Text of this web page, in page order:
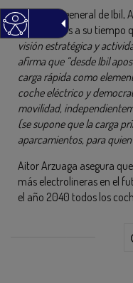
El director general de Ibil,
adelantados a su tiempo
visión estratégica y
afirma que “desde Ibil
carga rápida como
coche eléctrico y
movilidad,
(se supone que la carga
aparcamientos, para
Aitor Arzuaga asegura que
más electrolineras en el
el año 2040 todos los